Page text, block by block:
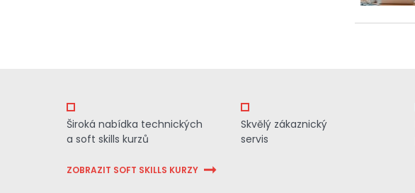
Široká nabídka technických
a soft skills kurzů
ZOBRAZIT SOFT SKILLS KURZY
Skvělý zákaznický
servis